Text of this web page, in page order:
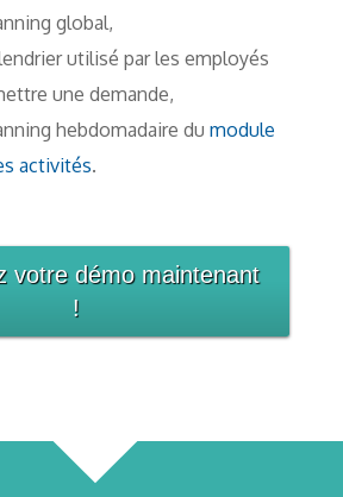
global,
utilisé par les employés
une demande,
hebdomadaire du module
activités.
votre démo maintenant
!